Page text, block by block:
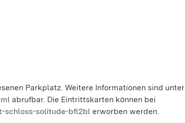
Parkplatz. Weitere Informationen sind unter
abrufbar. Die Eintrittskarten können bei
schloss-solitude-bfl2bl erworben werden.